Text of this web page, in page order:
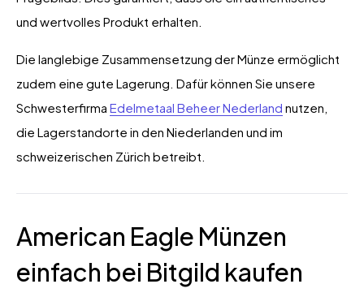
und wertvolles Produkt erhalten.
Die langlebige Zusammensetzung der Münze ermöglicht
zudem eine gute Lagerung. Dafür können Sie unsere
Schwesterfirma Edelmetaal Beheer Nederland nutzen,
die Lagerstandorte in den Niederlanden und im
schweizerischen Zürich betreibt.
American Eagle Münzen
einfach bei Bitgild kaufen